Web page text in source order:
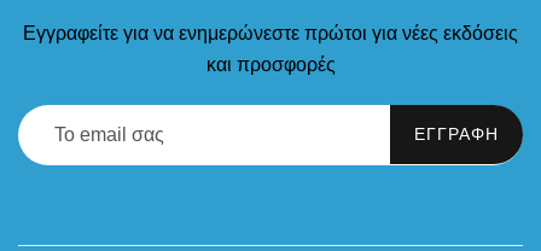
Εγγραφείτε για να ενημερώνεστε πρώτοι για νέες εκδόσεις
και προσφορές